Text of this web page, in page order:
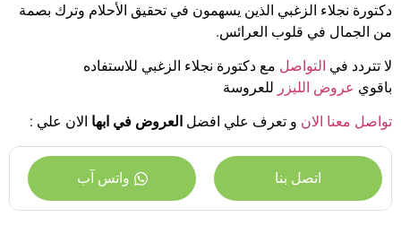
دكتورة نجلاء الزغبي الذين يسهمون في تحقيق الأحلام وترك بصمة
من الجمال في قلوب العرائس.
لا تتردد في التواصل مع دكتورة نجلاء الزغبي للاستفاده
باقوي عروض الليزر للعروسة
تواصل معنا الان و تعرف علي افضل العروض في ابها الان علي :
اتصل بنا واتس آب